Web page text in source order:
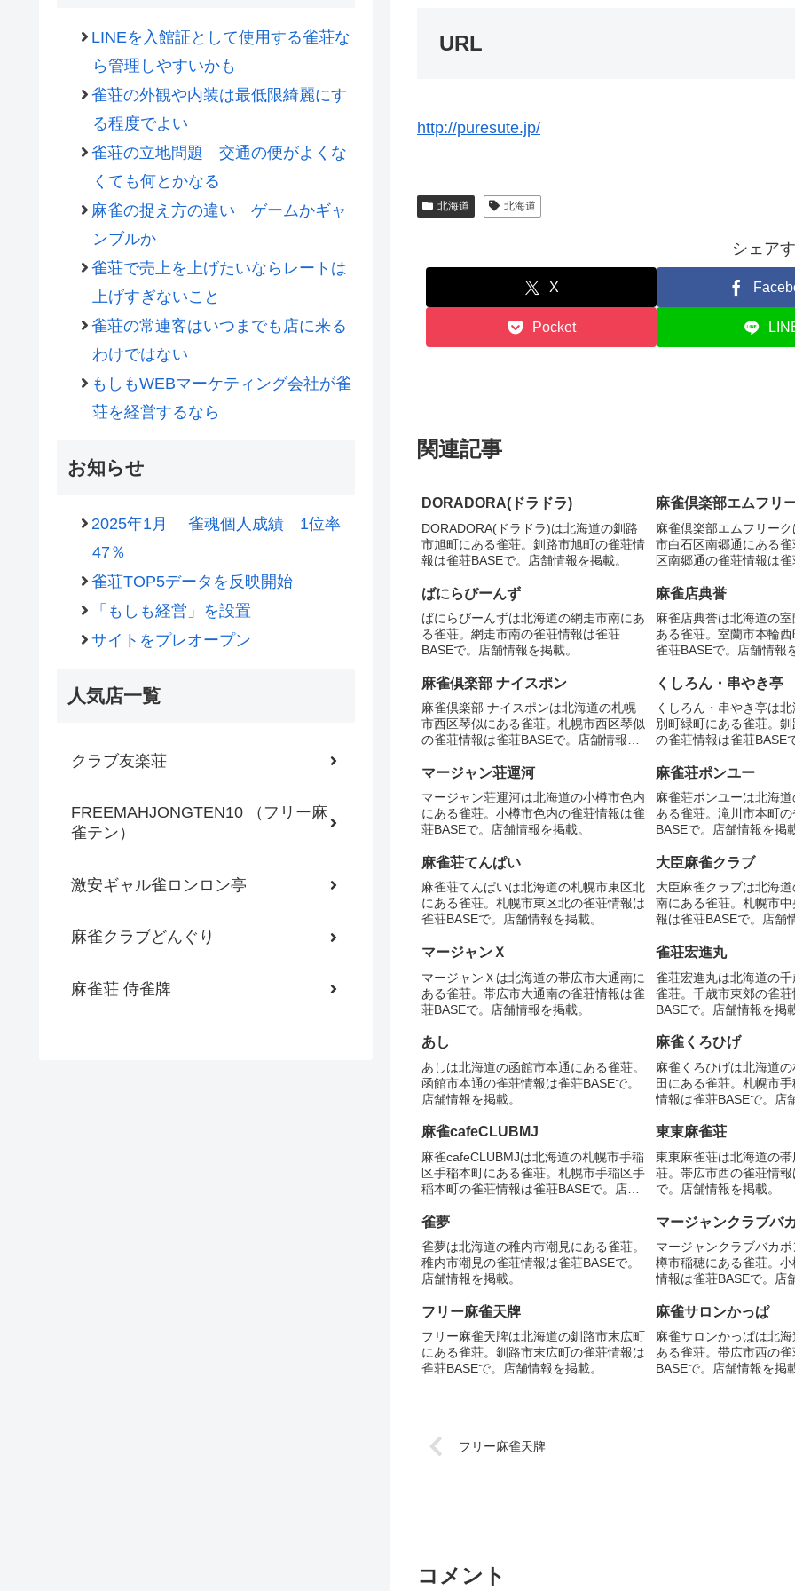
URL
http://puresute.jp/
北海道 北海道
シェア
X
Pocket
関連記事
DORADORA(ドラドラ)
DORADORA(ドラドラ)は北海道の釧路
市旭町にある雀荘。釧路市旭町の雀荘情
報は雀荘BASEで。店舗情報を掲載。
麻雀倶楽部エムフリ
麻雀倶楽部エムフリー
市白石区南郷通にある
区南郷通の雀荘情報は
ばにらびーんず
ばにらびーんずは北海道の網走市南にあ
る雀荘。網走市南の雀荘情報は雀荘
BASEで。店舗情報を掲載。
麻雀店典誉
麻雀店典誉は北海道の
ある雀荘。室蘭市本輪
雀荘BASEで。店舗情報
麻雀倶楽部 ナイスポン
麻雀倶楽部 ナイスポンは北海道の札幌
市西区琴似にある雀荘。札幌市西区琴似
の雀荘情報は雀荘BASEで。店舗情報を
くしろん・串やき亭
くしろん・串やき亭は
別町緑町にある雀荘。
の雀荘情報は雀荘BASE
マージャン荘運河
マージャン荘運河は北海道の小樽市色内
にある雀荘。小樽市色内の雀荘情報は雀
荘BASEで。店舗情報を掲載。
麻雀荘ポンユー
麻雀荘ポンユーは北海
ある雀荘。滝川市本町
BASEで。店舗情報を掲
麻雀荘てんぱい
麻雀荘てんぱいは北海道の札幌市東区北
にある雀荘。札幌市東区北の雀荘情報は
雀荘BASEで。店舗情報を掲載。
大臣麻雀クラブ
大臣麻雀クラブは北海
南にある雀荘。札幌市
報は雀荘BASEで。店舗
マージャンＸ
マージャンＸは北海道の帯広市大通南に
ある雀荘。帯広市大通南の雀荘情報は雀
荘BASEで。店舗情報を掲載。
雀荘宏進丸
雀荘宏進丸は北海道の
雀荘。千歳市東郊の雀
BASEで。店舗情報を掲
あし
あしは北海道の函館市本通にある雀荘。
函館市本通の雀荘情報は雀荘BASEで。
店舗情報を掲載。
麻雀くろひげ
麻雀くろひげは北海道
田にある雀荘。札幌市
情報は雀荘BASEで。店
麻雀cafeCLUBMJ
麻雀cafeCLUBMJは北海道の札幌市手稲
区手稲本町にある雀荘。札幌市手稲区手
稲本町の雀荘情報は雀荘BASEで。店舗
東東麻雀荘
東東麻雀荘は北海道の
荘。帯広市西の雀荘情
で。店舗情報を掲載。
雀夢
雀夢は北海道の稚内市潮見にある雀荘。
稚内市潮見の雀荘情報は雀荘BASEで。
店舗情報を掲載。
マージャンクラブバ
マージャンクラブバカ
樽市稲穂にある雀荘。
情報は雀荘BASEで。店
フリー麻雀天牌
フリー麻雀天牌は北海道の釧路市末広町
にある雀荘。釧路市末広町の雀荘情報は
雀荘BASEで。店舗情報を掲載。
麻雀サロンかっぱ
麻雀サロンかっぱは北
ある雀荘。帯広市西の
BASEで。店舗情報を掲
フリー麻雀天牌
コメント
LINEを入館証として使用する雀荘な
ら管理しやすいかも
雀荘の外観や内装は最低限綺麗にす
る程度でよい
雀荘の立地問題 交通の便がよくな
くても何とかなる
麻雀の捉え方の違い ゲームかギャ
ンブルか
雀荘で売上を上げたいならレートは
上げすぎないこと
雀荘の常連客はいつまでも店に来る
わけではない
もしもWEBマーケティング会社が雀
荘を経営するなら
お知らせ
2025年1月 雀魂個人成績 1位率
47％
雀荘TOP5データを反映開始
「もしも経営」を設置
サイトをプレオープン
人気店一覧
クラブ友楽荘
FREEMAHJONGTEN10 （フリー麻
雀テン）
激安ギャル雀ロンロン亭
麻雀クラブどんぐり
麻雀荘 侍雀牌